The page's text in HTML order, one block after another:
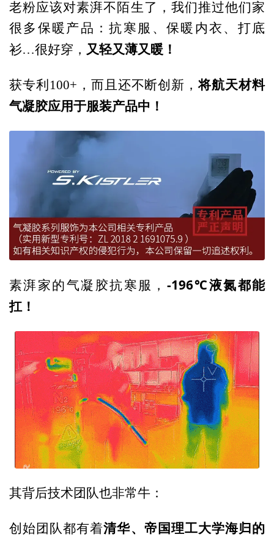
老粉应该对素湃不陌生了，我们推过他们家
很多保暖产品：抗寒服、保暖内衣、打底
衫…很好穿， 又轻又薄又暖！
获专利100+，而且还不断创新，将航天材料
气凝胶应用于服装产品中！
素湃家的气凝胶抗寒服， -196℃液氮都能
扛！
其背后技术团队也非常牛：
创始团队都有着清华、帝国理工大学海归的